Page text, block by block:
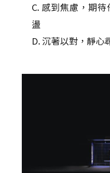
C. 感到焦慮，期
盪
D. 沉著以對，靜心